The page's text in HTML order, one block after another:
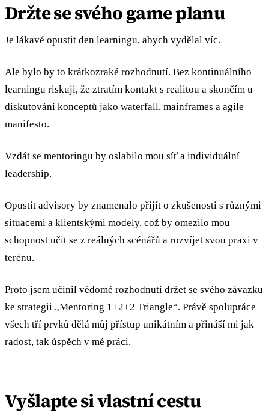
Držte se svého game planu
Je lákavé opustit den learningu, abych vydělal víc.
Ale bylo by to krátkozraké rozhodnutí. Bez kontinuálního
learningu riskuji, že ztratím kontakt s realitou a skončím u
diskutování konceptů jako waterfall, mainframes a agile
manifesto.
Vzdát se mentoringu by oslabilo mou síť a individuální
leadership.
Opustit advisory by znamenalo přijít o zkušenosti s různými
situacemi a klientskými modely, což by omezilo mou
schopnost učit se z reálných scénářů a rozvíjet svou praxi v
terénu.
Proto jsem učinil vědomé rozhodnutí držet se svého závazku
ke strategii „Mentoring 1+2+2 Triangle“. Právě spolupráce
všech tří prvků dělá můj přístup unikátním a přináší mi jak
radost, tak úspěch v mé práci.
Vyšlapte si vlastní cestu